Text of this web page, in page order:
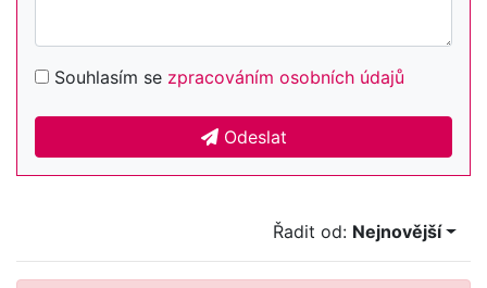
Souhlasím se zpracováním osobních údajů
Odeslat
Řadit od: Nejnovější